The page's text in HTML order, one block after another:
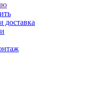
доставка